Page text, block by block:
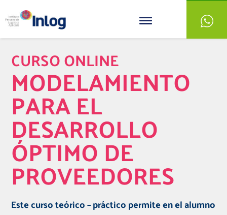
CURSO ONLINE
MODELAMIENTO
PARA EL
DESARROLLO
ÓPTIMO DE
PROVEEDORES
Este curso teórico – práctico permite en el alumno